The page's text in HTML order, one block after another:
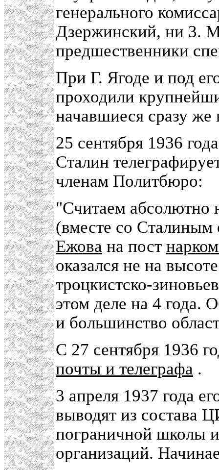
генерального
Дзержинский, ни 3.
предшественники
При Г. Ягоде и под
проходили
начавшиеся сразу же
25 сентября 1936
Сталин
членам Политбюро:
"Считаем
(вместе со
Ежова на пост
оказался не на
троцкистско-
этом деле на 4 года.
и большинство
С 27 сентября 1936
почты и телеграфа .
3 апреля 1937 года
выводят из состава
пограничной школы
организаций.